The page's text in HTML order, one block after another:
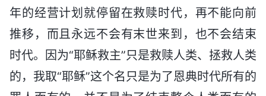
年的经营计划就停留在救赎时代，再不能向前
推移，而且永远不会有末世来到，也不会结束
时代。因为“耶稣救主”只是救赎人类、拯救人类
的，我取“耶稣”这个名只是为了恩典时代所有的